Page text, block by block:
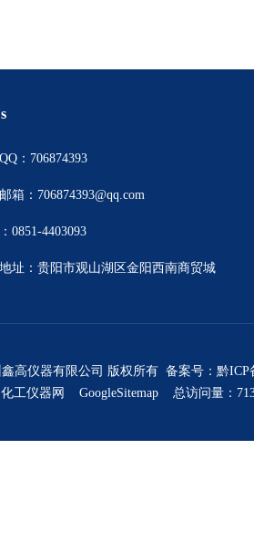
：706874393
箱：706874393@qq.com
0851-4403093
址：贵阳市观山湖区金阳西南商贸城
高仪器有限公司 版权所有 备案号： 黔ICP
化工仪器网 GoogleSitemap 总访问量：